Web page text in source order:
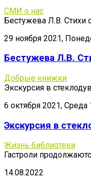
СМИ о нас
Бестужева Л.В. Стихи
29 ноября 2021,
Бестужева Л.В.
Добрые книжки
Экскурсия в
6 октября 2021, Среда
Экскурсия в
Жизнь библиотеки
Гастроли
14.08.2022